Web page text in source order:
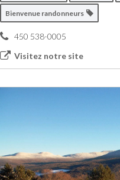
Bienvenue randonneurs
450 538-0005
Visitez notre site